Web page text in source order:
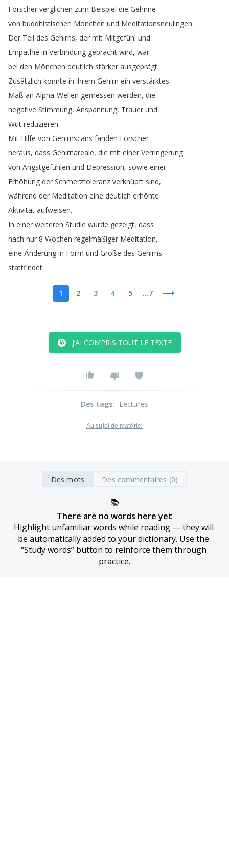
Forscher verglichen zum Beispiel die Gehirne
von buddhistischen Mönchen und Meditationsneulingen.
Der Teil des Gehirns, der mit Mitgefühl und
Empathie in Verbindung gebracht wird, war
bei den Mönchen deutlich stärker ausgeprägt.
Zusätzlich konnte in ihrem Gehirn ein verstärktes
Maß an Alpha-Wellen gemessen werden, die
negative Stimmung, Anspannung, Trauer und
Wut reduzieren.
Mit Hilfe von Gehirnscans fanden Forscher
heraus, dass Gehirnareale, die mit einer Verringerung
von Angstgefühlen und Depression, sowie einer
Erhöhung der Schmerztoleranz verknüpft sind,
während der Meditation eine deutlich erhöhte
Aktivität aufweisen.
In einer weiteren Studie wurde gezeigt, dass
nach nur 8 Wochen regelmäßiger Meditation,
eine Änderung in Form und Größe des Gehirns
stattfindet.
1 2 3 4 5 ...7
J’AI COMPRIS TOUT LE TEXTE
Des tags: Lectures
Au sujet de matériel
Des mots Des commentaires (0)
📚
There are no words here yet
Highlight unfamiliar words while reading — they will
be automatically added to your dictionary. Use the
“Study words” button to reinforce them through
practice.